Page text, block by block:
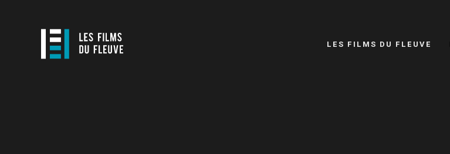
LES FILMS DU FLEUVE